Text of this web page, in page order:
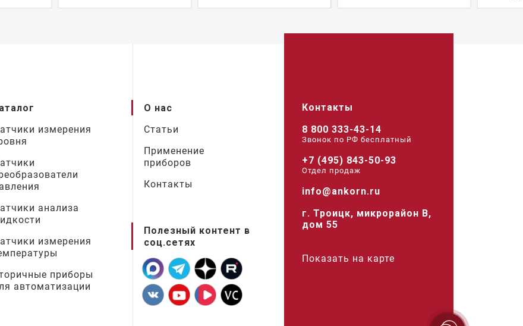
измерения
анализа
измерения
приборы
автоматизации
О нас
Статьи
Применение
приборов
Контакты
Полезный контент в
соц.сетях
Контакты
8 800 333-43-14
Звонок по РФ беcплатный
+7 (495) 843-50-93
Отдел продаж
info@ankorn.ru
г. Троицк, микрорайон В,
дом 55
Показать на карте